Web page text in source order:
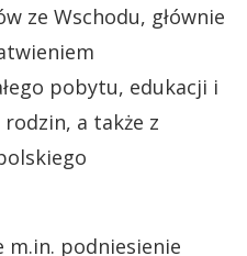
ze Wschodu, głównie
pobytu, edukacji i
a także z
m.in. podniesienie